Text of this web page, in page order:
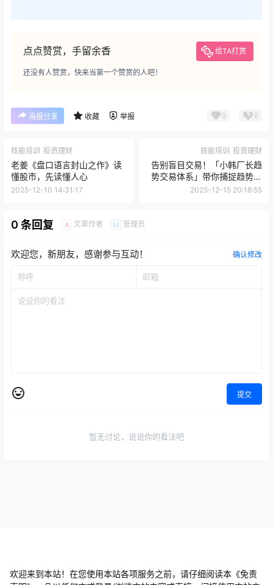
点点赞赏，手留余香 给TA打赏
还没有人赞赏，快来当第一个赞赏的人吧！
海报分享 收藏 举报 0 0
技能培训 投资理财
老姜《盘口语言封山之作》读
懂股市，先读懂人心
2025-12-10 14:31:17
技能培训 投资理财
告别盲目交易！「小韩厂长趋
势交易体系」带你捕捉趋势，
稳健盈利！
2025-12-15 20:18:55
0 条回复 A 文章作者 M 管理员
欢迎您，新朋友，感谢参与互动！ 确认修改
提交
暂无讨论，说说你的看法吧
欢迎来到本站！在您使用本站各项服务之前，请仔细阅读本《免责